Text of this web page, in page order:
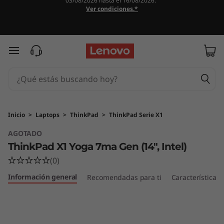
h
P
a
d
X
Ver condiciones.*
Ir al contenido principal
Inicio > Laptops > ThinkPad > ThinkPad Serie X1
AGOTADO
ThinkPad X1 Yoga 7ma Gen (14", Intel)
(0)
Información general Recomendadas para ti Características